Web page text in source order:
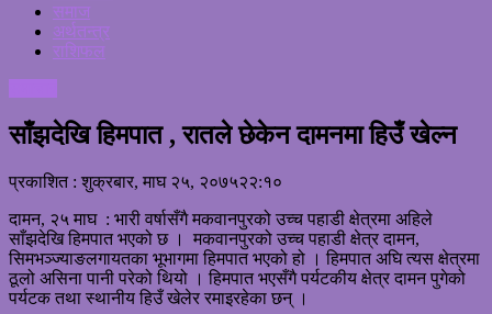
समाज
अर्थतन्त्र
राशिफल
साँझदेखि हिमपात , रातले छेकेन दामनमा हिउँ खेल्न
प्रकाशित : शुक्रबार, माघ २५, २०७५२२:१०
दामन, २५ माघ : भारी वर्षासँगै मकवानपुरको उच्च पहाडी क्षेत्रमा अहिले
साँझदेखि हिमपात भएको छ । मकवानपुरको उच्च पहाडी क्षेत्र दामन,
सिमभञ्ज्याङलगायतका भूभागमा हिमपात भएको हो । हिमपात अघि त्यस क्षेत्रमा
ठूलो असिना पानी परेको थियो । हिमपात भएसँगै पर्यटकीय क्षेत्र दामन पुगेको
पर्यटक तथा स्थानीय हिउँ खेलेर रमाइरहेका छन् ।